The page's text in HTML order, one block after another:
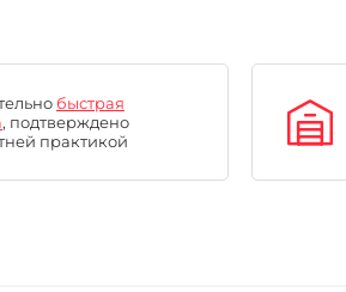
быстрая
, подтверждено
практикой